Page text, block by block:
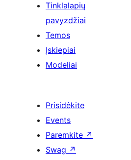
Tinklalapių
pavyzdžiai
Temos
Įskiepiai
Modeliai
Prisidėkite
Events
Paremkite ↗
Swag ↗